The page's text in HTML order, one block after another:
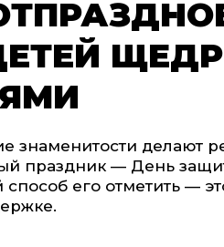
знаменитости делают
праздник — День
его отметить —